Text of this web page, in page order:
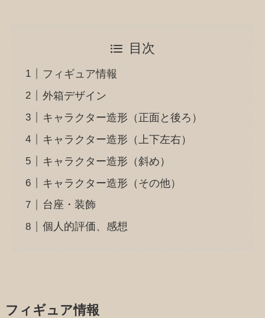
目次
フィギュア情報
外箱デザイン
キャラクター造形（正面と後ろ）
キャラクター造形（上下左右）
キャラクター造形（斜め）
キャラクター造形（その他）
台座・装飾
個人的評価、感想
フィギュア情報